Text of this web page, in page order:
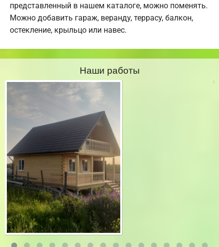
представленный в нашем каталоге, можно поменять.
Можно добавить гараж, веранду, террасу, балкон,
остекление, крыльцо или навес.
Наши работы